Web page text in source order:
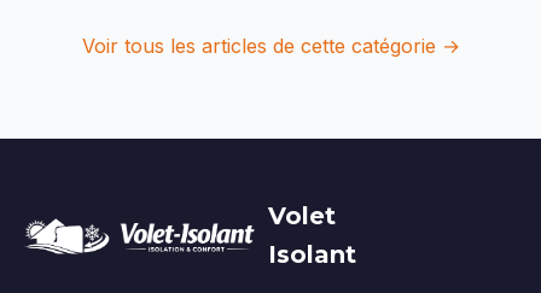
Voir tous les articles de cette catégorie →
Volet
Isolant